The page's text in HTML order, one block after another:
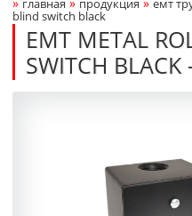
Breadcrumbs
» главная » продукция » емт
blind switch black
EMT METAL
SWITCH BLACK
R2659
R2659